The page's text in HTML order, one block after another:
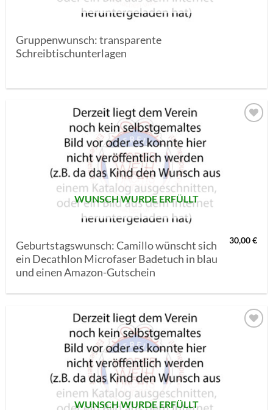
Gruppenwunsch: transparente
Schreibtischunterlagen
WUNSCH WURDE ERFÜLLT
Geburtstagswunsch: Camillo wünscht sich
ein Decathlon Microfaser Badetuch in blau
und einen Amazon-Gutschein
30,00€
WUNSCH WURDE ERFÜLLT